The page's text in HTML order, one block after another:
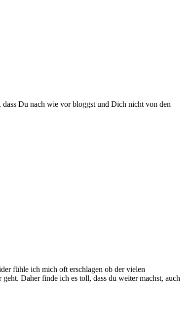
Du nach wie vor bloggst und Dich nicht von den
fühle ich mich oft erschlagen ob der vielen
Daher finde ich es toll, dass du weiter machst, auch